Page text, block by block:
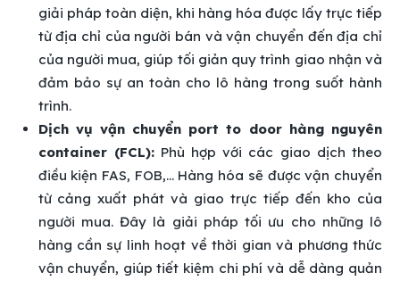
giải pháp toàn diện, khi hàng hóa được lấy trực tiếp
từ địa chỉ của người bán và vận chuyển đến địa chỉ
của người mua, giúp tối giản quy trình giao nhận và
đảm bảo sự an toàn cho lô hàng trong suốt hành
trình.
Dịch vụ vận chuyển port to door hàng nguyên
container (FCL):Phù hợp với các giao dịch theo
điều kiện FAS, FOB,… Hàng hóa sẽ được vận chuyển
từ cảng xuất phát và giao trực tiếp đến kho của
người mua. Đây là giải pháp tối ưu cho những lô
hàng cần sự linh hoạt về thời gian và phương thức
vận chuyển, giúp tiết kiệm chi phí và dễ dàng quản